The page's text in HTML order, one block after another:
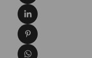
Condividi su
Condividi su
Condividi su